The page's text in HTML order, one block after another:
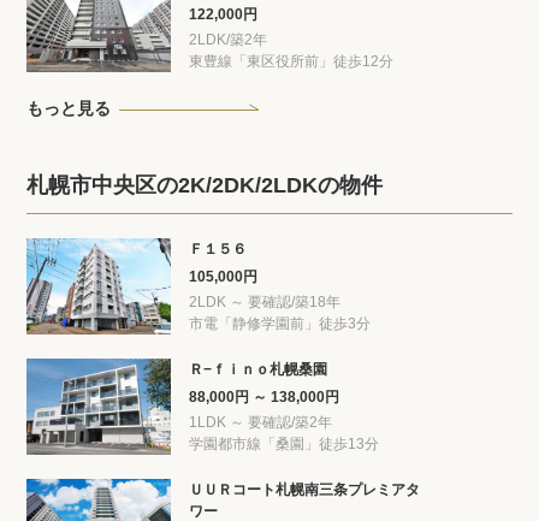
122,000円
2LDK/築2年
東豊線「東区役所前」徒歩12分
もっと見る
札幌市中央区の2K/2DK/2LDKの物件
Ｆ１５６
105,000円
2LDK ～ 要確認/築18年
市電「静修学園前」徒歩3分
Ｒ−ｆｉｎｏ札幌桑園
88,000円 ～ 138,000円
1LDK ～ 要確認/築2年
学園都市線「桑園」徒歩13分
ＵＵＲコート札幌南三条プレミアタ
ワー